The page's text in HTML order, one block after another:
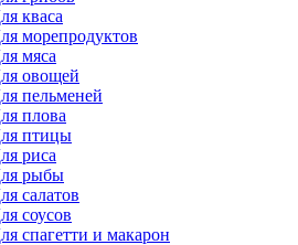
кваса
морепродуктов
мяса
овощей
пельменей
плова
птицы
риса
рыбы
салатов
соусов
спагетти и макарон